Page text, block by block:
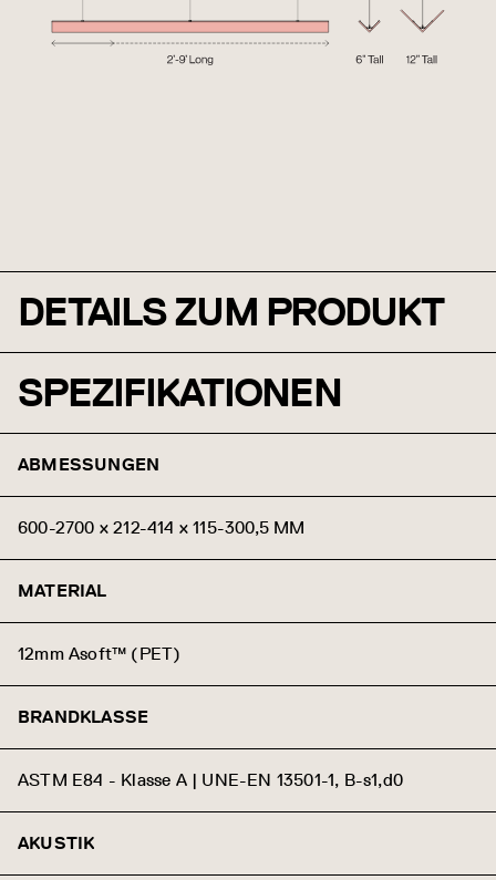
DETAILS ZUM PRODUKT
SPEZIFIKATIONEN
ABMESSUNGEN
600-2700 x 212-414 x 115-300,5 MM
MATERIAL
12mm Asoft™ (PET)
BRANDKLASSE
ASTM E84 - Klasse A | UNE-EN 13501-1, B-s1,d0
AKUSTIK